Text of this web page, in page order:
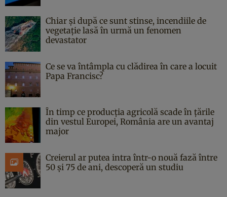
Chiar și după ce sunt stinse, incendiile de
vegetație lasă în urmă un fenomen
devastator
Ce se va întâmpla cu clădirea în care a locuit
Papa Francisc?
În timp ce producția agricolă scade în țările
din vestul Europei, România are un avantaj
major
Creierul ar putea intra într-o nouă fază între
50 și 75 de ani, descoperă un studiu